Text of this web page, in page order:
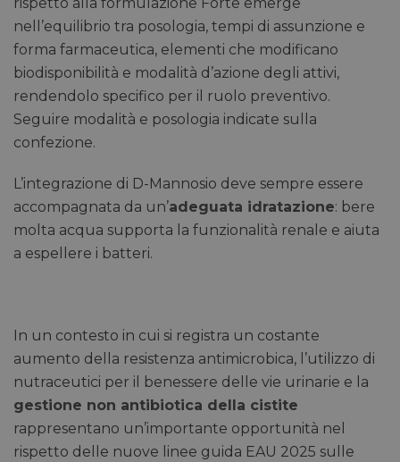
nell’equilibrio tra posologia, tempi di assunzione e
forma farmaceutica, elementi che modificano
biodisponibilità e modalità d’azione degli attivi,
rendendolo specifico per il ruolo preventivo.
Seguire modalità e posologia indicate sulla
confezione.
L’integrazione di D-Mannosio deve sempre essere
accompagnata da un’adeguata idratazione: bere
molta acqua supporta la funzionalità renale e aiuta
a espellere i batteri.
In un contesto in cui si registra un costante
aumento della resistenza antimicrobica, l’utilizzo di
nutraceutici per il benessere delle vie urinarie e la
gestione non antibiotica della cistite
rappresentano un’importante opportunità nel
rispetto delle nuove linee guida EAU 2025 sulle